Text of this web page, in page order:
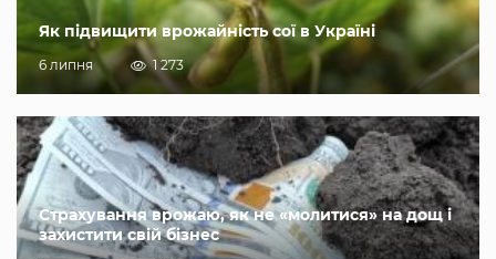
Як підвищити врожайність сої в Україні
6 липня 1 273
Страхування врожаю, як не «молитися» на дощ і
захистити свій бізнес